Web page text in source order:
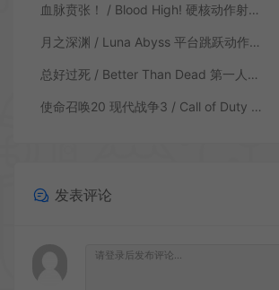
血脉贲张！ / Blood High! 硬核动作射击游戏
月之深渊 / Luna Abyss 平台跳跃动作射击游戏
总好过死 / Better Than Dead 第一人称射击游戏
使命召唤20 现代战争3 / Call of Duty Modern Warfare 3 第一人称射击游戏
发表评论